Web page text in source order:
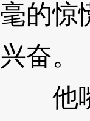
毫的惊
兴奋。
他嘴